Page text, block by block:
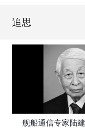
追思
舰船通信专家陆